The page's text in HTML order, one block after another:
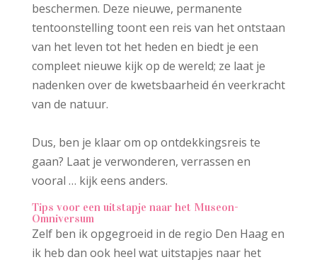
beschermen. Deze nieuwe, permanente
tentoonstelling toont een reis van het ontstaan
van het leven tot het heden en biedt je een
compleet nieuwe kijk op de wereld; ze laat je
nadenken over de kwetsbaarheid én veerkracht
van de natuur.
Dus, ben je klaar om op ontdekkingsreis te
gaan? Laat je verwonderen, verrassen en
vooral … kijk eens anders.
Tips voor een uitstapje naar het Museon-
Omniversum
Zelf ben ik opgegroeid in de regio Den Haag en
ik heb dan ook heel wat uitstapjes naar het